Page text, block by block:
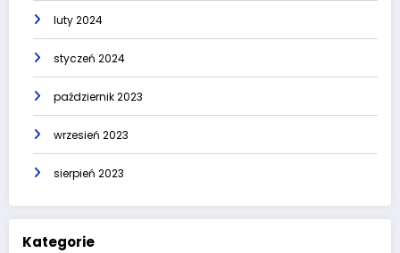
luty 2024
styczeń 2024
październik 2023
wrzesień 2023
sierpień 2023
Kategorie